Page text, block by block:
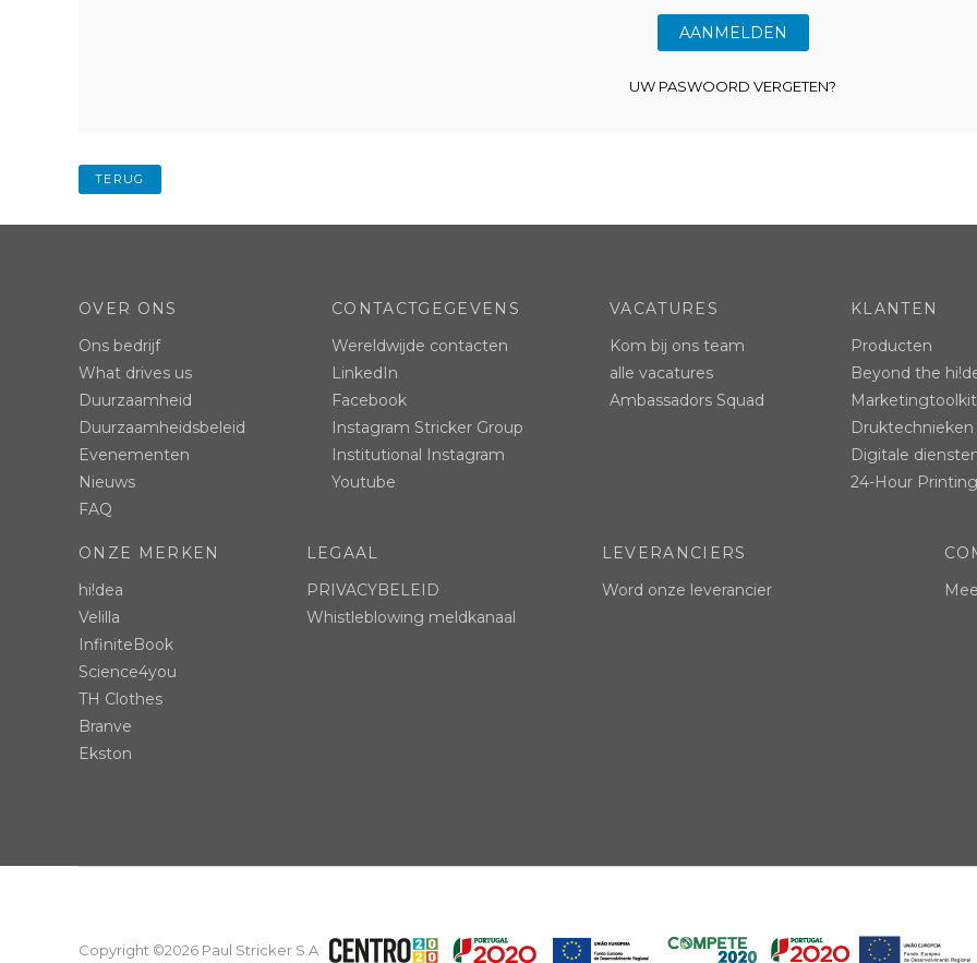
UW PASWOORD VERGETEN?
TERUG
OVER ONS
Ons bedrijf
What drives us
Duurzaamheid
Duurzaamheidsbeleid
Evenementen
Nieuws
FAQ
CONTACTGEGEVENS
Wereldwijde contacten
LinkedIn
Facebook
Instagram Stricker Group
Institutional Instagram
Youtube
VACATURES
Kom bij ons team
alle vacatures
Ambassadors Squad
KLANTEN
Producten
Beyond the
Marketingtoolkit
Druktechnieken
Digitale
24-Hour
ONZE MERKEN
hi!dea
Velilla
InfiniteBook
Science4you
TH Clothes
Branve
Ekston
LEGAAL
PRIVACYBELEID
Whistleblowing meldkanaal
LEVERANCIERS
Word onze leverancier
Copyright ©2026 Paul Stricker S.A